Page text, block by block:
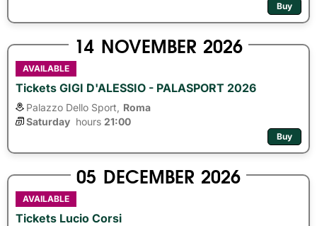
Buy
14 NOVEMBER 2026
AVAILABLE
Tickets GIGI D'ALESSIO - PALASPORT 2026
Palazzo Dello Sport,
Roma
Saturday hours 21:00
Buy
05 DECEMBER 2026
AVAILABLE
Tickets Lucio Corsi